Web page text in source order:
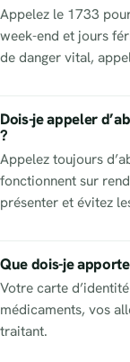
Appelez le 1733
week-end et jours
de danger vital,
Dois-je appeler
?
Appelez toujours
fonctionnent sur
présenter et évitez
Que dois-je
Votre carte
médicaments, vos
traitant.